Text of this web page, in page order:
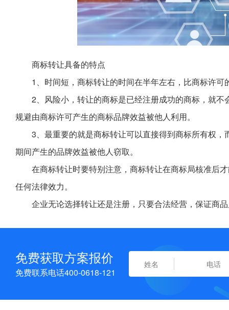
商标转让具备的特点
1、时间短，商标转让的时间在半年左右，比商标许
2、风险小，转让的商标是已经注册成功的商标，就
规避由商标许可产生的商标品牌效益被他人利用。
3、最重要的就是商标转让可以直接得到商标所有权
期间产生的品牌效益被他人窃取。
在商标转让时要特别注意，商标转让在商标局核准后
任何法律效力。
企业无论选择转让还是注册，只要合法经营，保证商
免费获取方案报价
免费联系电话400-0618-121